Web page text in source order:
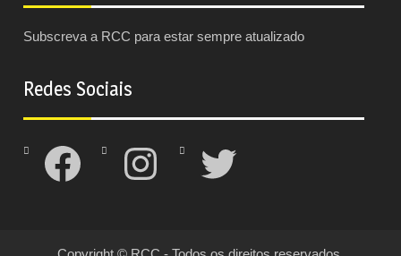
Subscreva a RCC para estar sempre atualizado
Redes Sociais
Facebook Instagram Twitter